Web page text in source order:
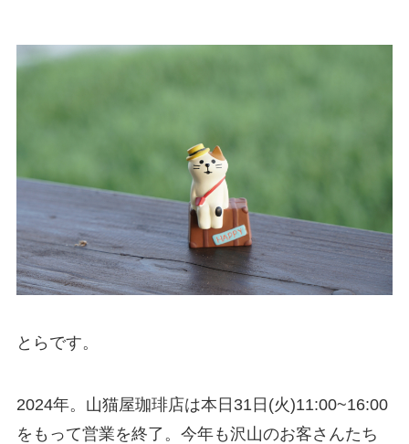
とらです。
2024年。山猫屋珈琲店は本日31日(火)11:00~16:00
をもって営業を終了。今年も沢山のお客さんたち